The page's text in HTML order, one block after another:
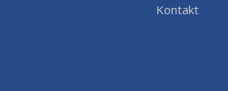
Kontakt